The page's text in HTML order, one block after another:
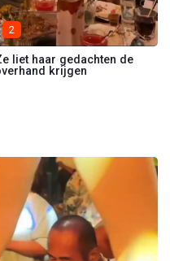
2
liet haar gedachten de
krijgen